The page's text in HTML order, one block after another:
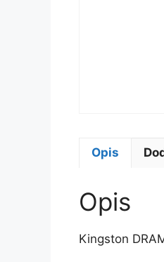
Opis
Opis
Kingston